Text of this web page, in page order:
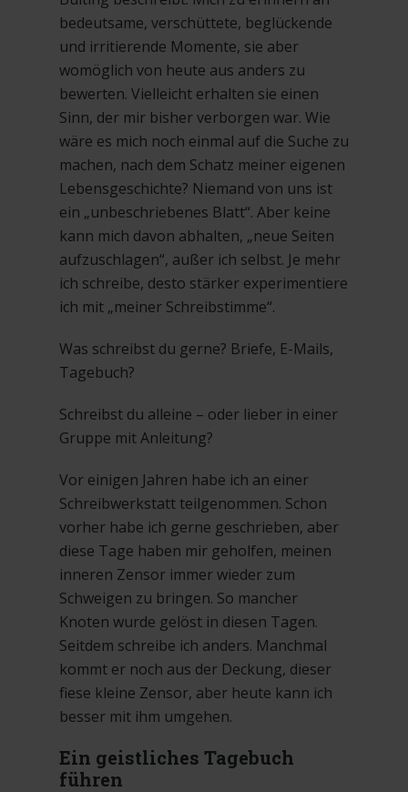
bedeutsame, verschüttete, beglückende
und irritierende Momente, sie aber
womöglich von heute aus anders zu
bewerten. Vielleicht erhalten sie einen
Sinn, der mir bisher verborgen war. Wie
wäre es mich noch einmal auf die Suche zu
machen, nach dem Schatz meiner eigenen
Lebensgeschichte? Niemand von uns ist
ein „unbeschriebenes Blatt“. Aber keine
kann mich davon abhalten, „neue Seiten
aufzuschlagen“, außer ich selbst. Je mehr
ich schreibe, desto stärker experimentiere
ich mit „meiner Schreibstimme“.
Was schreibst du gerne? Briefe, E-Mails,
Tagebuch?
Schreibst du alleine – oder lieber in einer
Gruppe mit Anleitung?
Vor einigen Jahren habe ich an einer
Schreibwerkstatt teilgenommen. Schon
vorher habe ich gerne geschrieben, aber
diese Tage haben mir geholfen, meinen
inneren Zensor immer wieder zum
Schweigen zu bringen. So mancher
Knoten wurde gelöst in diesen Tagen.
Seitdem schreibe ich anders. Manchmal
kommt er noch aus der Deckung, dieser
fiese kleine Zensor, aber heute kann ich
besser mit ihm umgehen.
Ein geistliches Tagebuch
führen